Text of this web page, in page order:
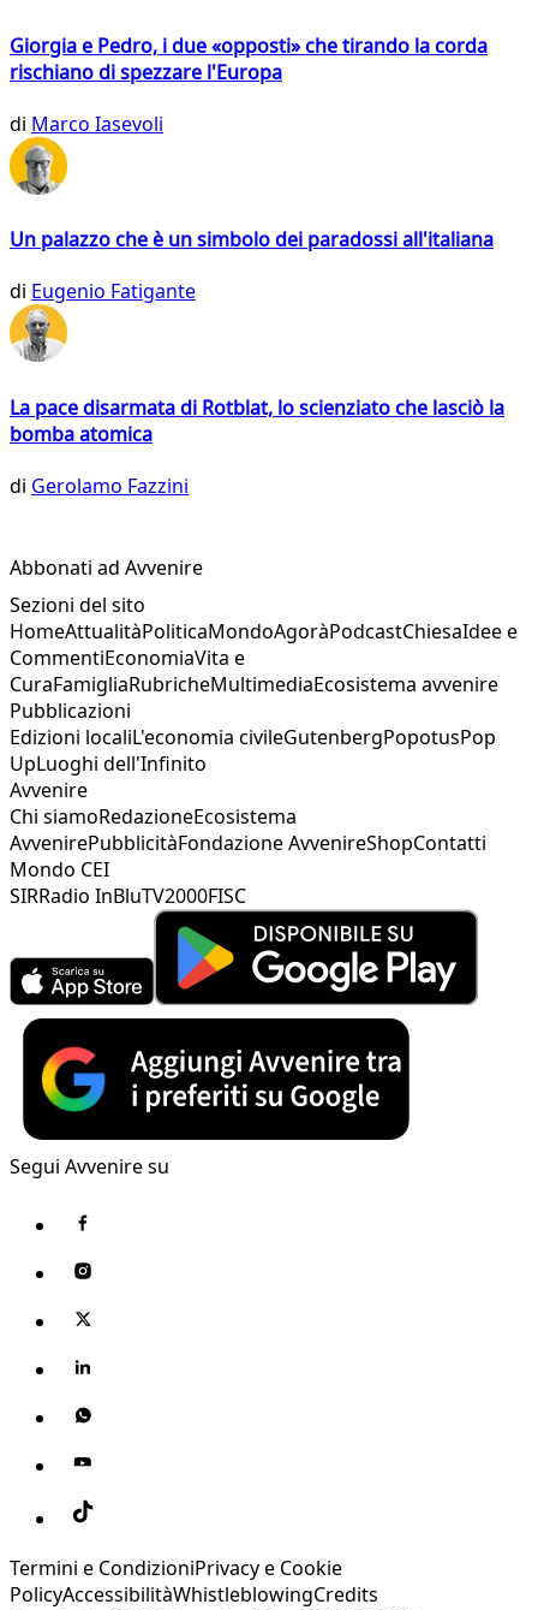
Giorgia e Pedro, i due «opposti» che tirando la corda
rischiano di spezzare l'Europa
di Marco Iasevoli
Un palazzo che è un simbolo dei paradossi all'italiana
di Eugenio Fatigante
La pace disarmata di Rotblat, lo scienziato che lasciò la
bomba atomica
di Gerolamo Fazzini
Abbonati ad Avvenire
Sezioni del sito
HomeAttualitàPoliticaMondoAgoràPodcastChiesaIdee e
CommentiEconomiaVita e
CuraFamigliaRubricheMultimediaEcosistema avvenire
Pubblicazioni
Edizioni localiL'economia civileGutenbergPopotusPop
UpLuoghi dell'Infinito
Avvenire
Chi siamoRedazioneEcosistema
AvvenirePubblicitàFondazione AvvenireShopContatti
Mondo CEI
SIRRadio InBluTV2000FISC
Segui Avvenire su
Termini e CondizioniPrivacy e Cookie
PolicyAccessibilitàWhistleblowingCredits